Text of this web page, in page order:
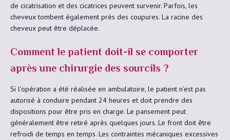
de cicatrisation et des cicatrices peuvent survenir. Parfois, les
cheveux tombent également près des coupures. La racine des
cheveux peut être déplacée.
Comment le patient doit-il se comporter
après une chirurgie des sourcils ?
Si l’opération a été réalisée en ambulatoire, le patient n’est pas
autorisé à conduire pendant 24 heures et doit prendre des
dispositions pour être pris en charge. Le pansement peut
généralement être retiré après quelques jours. Le front doit être
refroidi de temps en temps. Les contraintes mécaniques excessives